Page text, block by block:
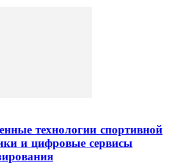
технологии спортивной
и цифровые сервисы